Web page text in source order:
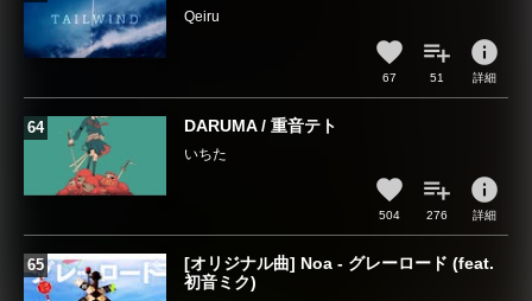
Qeiru
67 51
info
詳細
DARUMA / 重音テト
いちた
504 276
info
詳細
[オリジナル曲] Noa - グレーロード (feat.
初音ミク)